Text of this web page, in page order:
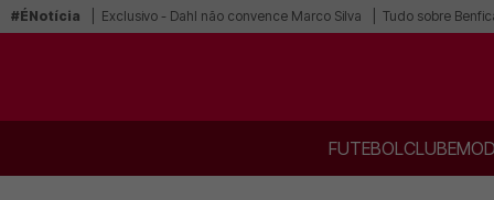
#ÉNotícia Exclusivo - Dahl não convence Marco Silva Tudo sobre
FUTEBOLCLUBE